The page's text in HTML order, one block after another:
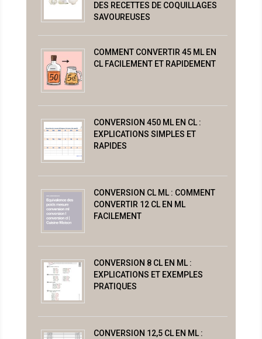
DES RECETTES DE COQUILLAGES
SAVOUREUSES
COMMENT CONVERTIR 45 ML EN
CL FACILEMENT ET RAPIDEMENT
CONVERSION 450 ML EN CL :
EXPLICATIONS SIMPLES ET
RAPIDES
CONVERSION CL ML : COMMENT
CONVERTIR 12 CL EN ML
FACILEMENT
CONVERSION 8 CL EN ML :
EXPLICATIONS ET EXEMPLES
PRATIQUES
CONVERSION 12,5 CL EN ML :